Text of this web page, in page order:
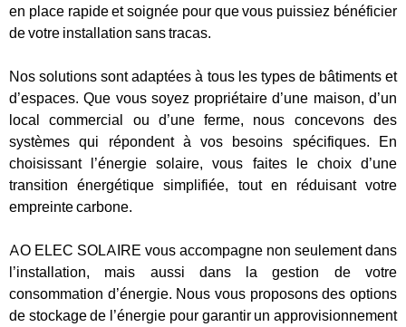
en place rapide et soignée pour que vous puissiez bénéficier
de votre installation sans tracas.
Nos solutions sont adaptées à tous les types de bâtiments et
d’espaces. Que vous soyez propriétaire d’une maison, d’un
local commercial ou d’une ferme, nous concevons des
systèmes qui répondent à vos besoins spécifiques. En
choisissant l’énergie solaire, vous faites le choix d’une
transition énergétique simplifiée, tout en réduisant votre
empreinte carbone.
AO ELEC SOLAIRE vous accompagne non seulement dans
l’installation, mais aussi dans la gestion de votre
consommation d’énergie. Nous vous proposons des options
de stockage de l’énergie pour garantir un approvisionnement